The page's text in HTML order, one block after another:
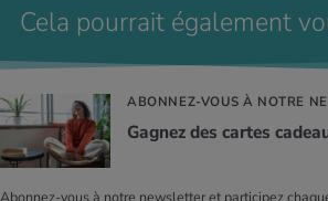
Cela pourrait également
ABONNEZ-VOUS À NOTRE
Gagnez des cartes